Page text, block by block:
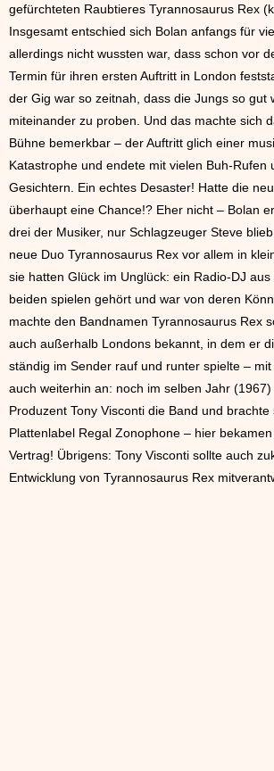
gefürchteten Raubtieres Tyrannosaurus Rex
Insgesamt entschied sich Bolan anfangs für
allerdings nicht wussten war, dass schon vor
Termin für ihren ersten Auftritt in London
der Gig war so zeitnah, dass die Jungs so gut
miteinander zu proben. Und das machte sich
Bühne bemerkbar – der Auftritt glich einer
Katastrophe und endete mit vielen Buh-Rufen
Gesichtern. Ein echtes Desaster! Hatte die
überhaupt eine Chance!? Eher nicht – Bolan
drei der Musiker, nur Schlagzeuger Steve
neue Duo Tyrannosaurus Rex vor allem in
sie hatten Glück im Unglück: ein Radio-DJ
beiden spielen gehört und war von deren
machte den Bandnamen Tyrannosaurus Rex
auch außerhalb Londons bekannt, in dem er
ständig im Sender rauf und runter spielte –
auch weiterhin an: noch im selben Jahr
Produzent Tony Visconti die Band und brachte
Plattenlabel Regal Zonophone – hier
Vertrag! Übrigens: Tony Visconti sollte auch
Entwicklung von Tyrannosaurus Rex